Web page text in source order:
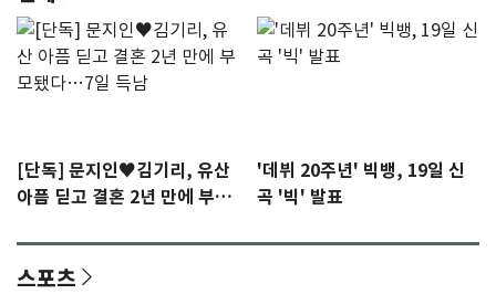
[단독] 문지인♥김기리, 유산
아픔 딛고 결혼 2년 만에 부모
'데뷔 20주년' 빅뱅, 19일 신
곡 '빅' 발표
스포츠